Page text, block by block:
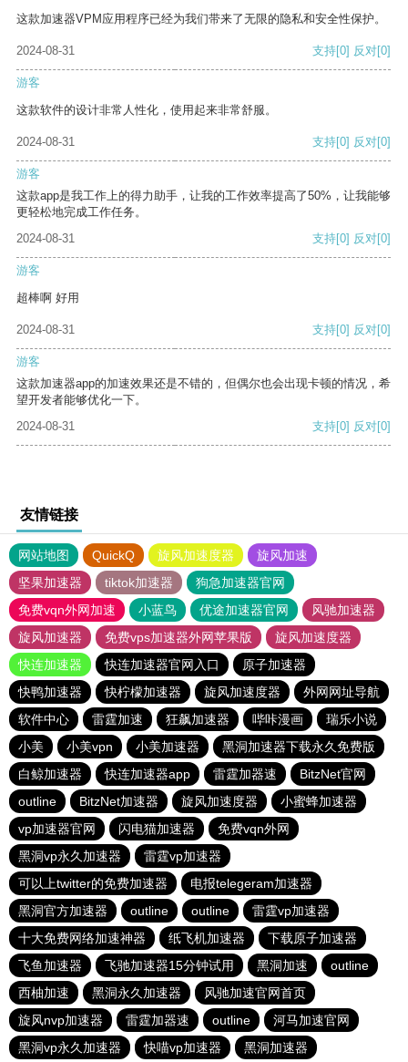
这款加速器VPM应用程序已经为我们带来了无限的隐私和安全性保护。
2024-08-31 支持[0] 反对[0]
游客
这款软件的设计非常人性化，使用起来非常舒服。
2024-08-31 支持[0] 反对[0]
游客
这款app是我工作上的得力助手，让我的工作效率提高了50%，让我能够
更轻松地完成工作任务。
2024-08-31
支持[0] 反对[0]
游客
超棒啊 好用
2024-08-31 支持[0] 反对[0]
游客
这款加速器app的加速效果还是不错的，但偶尔也会出现卡顿的情况，希
望开发者能够优化一下。
2024-08-31
支持[0] 反对[0]
友情链接
网站地图 QuickQ 旋风加速度器
旋风加速
坚果加速器
tiktok加速器
狗急加速器官网
免费vqn外网加速
小蓝鸟 优途加速器官网
风驰加速器
旋风加速器
免费vps加速器外网苹果版
旋风加速度器
快连加速器
快连加速器官网入口
原子加速器
快鸭加速器
快柠檬加速器 旋风加速度器
外网网址导航
软件中心
雷霆加速 狂飙加速器 哔咔漫画
瑞乐小说
小美
小美vpn 小美加速器
黑洞加速器下载永久免费版
白鲸加速器
快连加速器app 雷霆加器速
BitzNet官网
outline
BitzNet加速器 旋风加速度器
小蜜蜂加速器
vp加速器官网
闪电猫加速器
免费vqn外网
黑洞vp永久加速器
雷霆vp加速器
可以上twitter的免费加速器
电报telegeram加速器
黑洞官方加速器
outline outline
雷霆vp加速器
十大免费网络加速神器
纸飞机加速器
下载原子加速器
飞鱼加速器
飞驰加速器15分钟试用 黑洞加速
outline
西柚加速
黑洞永久加速器
风驰加速官网首页
旋风nvp加速器
雷霆加器速 outline
河马加速官网
黑洞vp永久加速器
快喵vp加速器 黑洞加速器